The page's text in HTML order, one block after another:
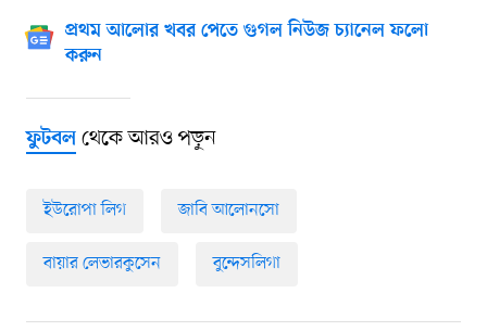
প্রথম আলোর খবর পেতে গুগল নিউজ চ্যানেল ফলো
করুন
ফুটবলথেকে আরও পড়ুন
ইউরোপা লিগ জাবি আলোনসো
বায়ার লেভারকুসেন বুন্দেসলিগা